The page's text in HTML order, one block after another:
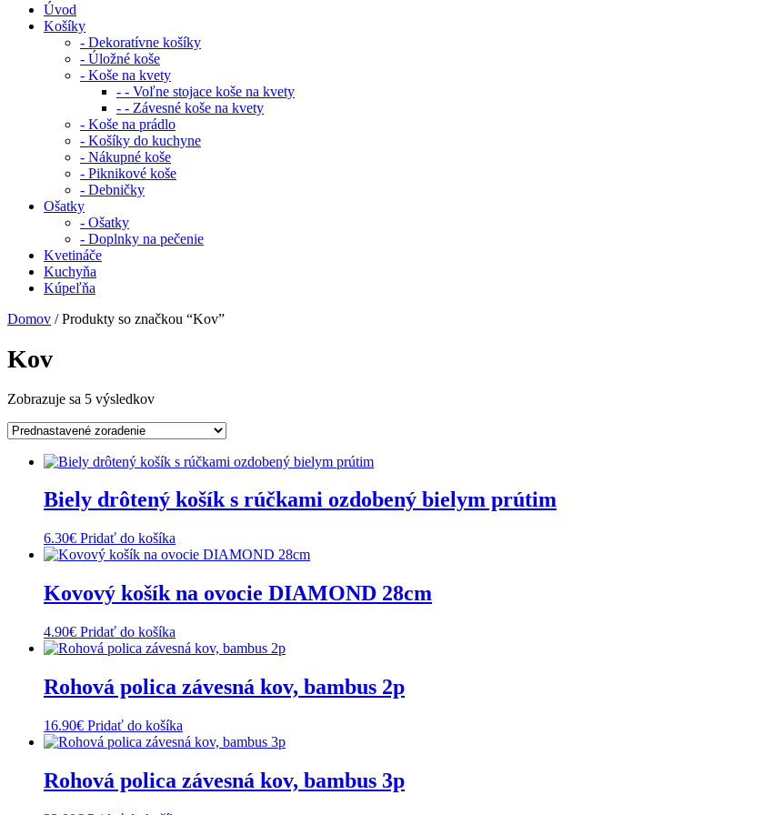
Úvod
Košíky
- Dekoratívne košíky
- Úložné koše
- Koše na kvety
- - Voľne stojace koše na kvety
- - Závesné koše na kvety
- Koše na prádlo
- Košíky do kuchyne
- Nákupné koše
- Piknikové koše
- Debničky
Ošatky
- Ošatky
- Doplnky na pečenie
Kvetináče
Kuchyňa
Kúpeľňa
Domov / Produkty so značkou “Kov”
Kov
Zobrazuje sa 5 výsledkov
Biely drôtený košík s rúčkami ozdobený bielym prútim
6.30€ Pridať do košíka
Kovový košík na ovocie DIAMOND 28cm
4.90€ Pridať do košíka
Rohová polica závesná kov, bambus 2p
16.90€ Pridať do košíka
Rohová polica závesná kov, bambus 3p